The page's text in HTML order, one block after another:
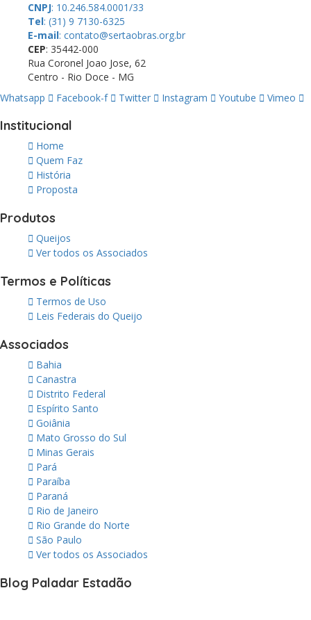
CNPJ: 10.246.584.0001/33
Tel: (31) 9 7130-6325
E-mail: contato@sertaobras.org.br
CEP: 35442-000
Rua Coronel Joao Jose, 62
Centro - Rio Doce - MG
Whatsapp
Facebook-f Twitter Instagram Youtube Vimeo
Institucional
Home
Quem Faz
História
Proposta
Produtos
Queijos
Ver todos os Associados
Termos e Políticas
Termos de Uso
Leis Federais do Queijo
Associados
Bahia
Canastra
Distrito Federal
Espírito Santo
Goiânia
Mato Grosso do Sul
Minas Gerais
Pará
Paraíba
Paraná
Rio de Janeiro
Rio Grande do Norte
São Paulo
Ver todos os Associados
Blog Paladar Estadão